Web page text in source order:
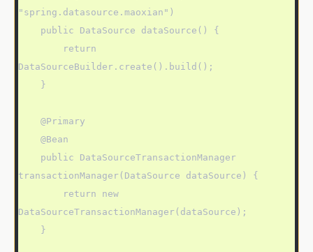
"spring.datasource.maoxian")
DataSourceBuilder.create().build();
transactionManager(DataSource dataSource) {
DataSourceTransactionManager(dataSource);